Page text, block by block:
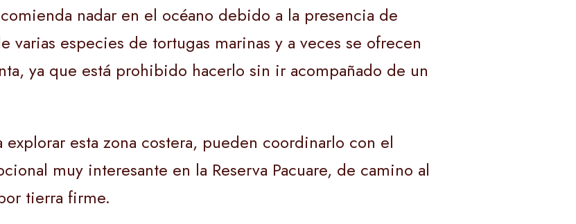
nadar en el océano debido a la presencia de
varias especies de tortugas marinas y a veces se ofrecen
ya que está prohibido hacerlo sin ir acompañado de un
esta zona costera, pueden coordinarlo con el
muy interesante en la Reserva Pacuare, de camino al
tierra firme.